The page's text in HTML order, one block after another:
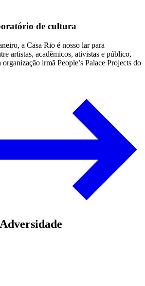
de cultura
a Casa Rio é nosso lar para
artistas, acadêmicos, ativistas e público,
irmã People’s Palace Projects do